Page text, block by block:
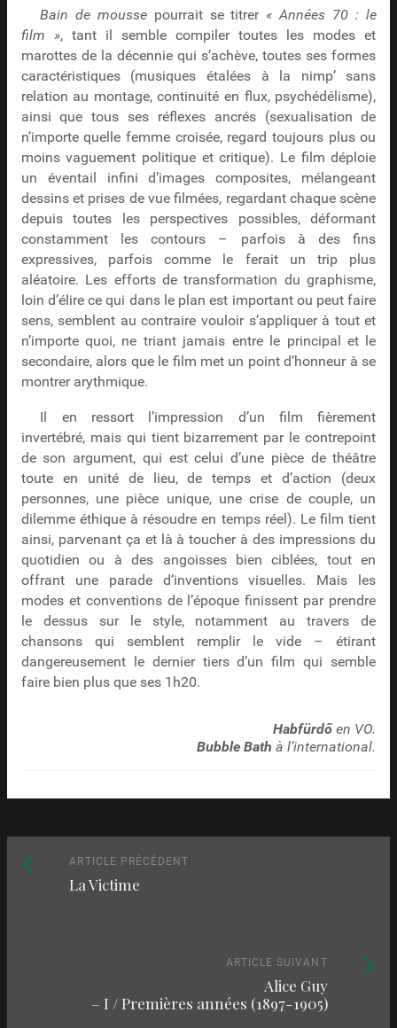
Bain de moussepourrait se titrer « Années 70 : le
film », tant il semble compiler toutes les modes et
marottes de la décennie qui s’achève, toutes ses formes
caractéristiques (musiques étalées à la nimp’ sans
relation au montage, continuité en flux, psychédélisme),
ainsi que tous ses réflexes ancrés (sexualisation de
n’importe quelle femme croisée, regard toujours plus ou
moins vaguement politique et critique). Le film déploie
un éventail infini d’images composites, mélangeant
dessins et prises de vue filmées, regardant chaque scène
depuis toutes les perspectives possibles, déformant
constamment les contours – parfois à des fins
expressives, parfois comme le ferait un trip plus
aléatoire. Les efforts de transformation du graphisme,
loin d’élire ce qui dans le plan est important ou peut faire
sens, semblent au contraire vouloir s’appliquer à tout et
n’importe quoi, ne triant jamais entre le principal et le
secondaire, alors que le film met un point d’honneur à se
montrer arythmique.
Il en ressort l’impression d’un film fièrement
invertébré, mais qui tient bizarrement par le contrepoint
de son argument, qui est celui d’une pièce de théâtre
toute en unité de lieu, de temps et d’action (deux
personnes, une pièce unique, une crise de couple, un
dilemme éthique à résoudre en temps réel). Le film tient
ainsi, parvenant ça et là à toucher à des impressions du
quotidien ou à des angoisses bien ciblées, tout en
offrant une parade d’inventions visuelles. Mais les
modes et conventions de l’époque finissent par prendre
le dessus sur le style, notamment au travers de
chansons qui semblent remplir le vide – étirant
dangereusement le dernier tiers d’un film qui semble
faire bien plus que ses 1h20.
Habfürdően VO.
Bubble Bath à l’international.
Naviguez
parmi
ARTICLE PRÉCÉDENT
La Victime
ARTICLE SUIVANT
Alice Guy
– I / Premières années (1897-1905)
Article